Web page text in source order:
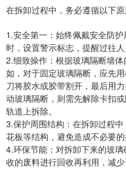
在拆卸过程中，务必遵循以下原
1.安全第一：始终佩戴安全防
时，设置警示标志，提醒过往人
2.细致操作：根据玻璃隔断墙
如，对于固定玻璃隔断，应先
刀将胶水或胶带割开，最后用
动玻璃隔断，则需先解除卡扣
轨道上拆除。
3.保护周围结构：在拆卸过程
花板等结构，避免造成不必要的
4.环保节能：对拆卸下来的玻
收的废料进行回收再利用，减少